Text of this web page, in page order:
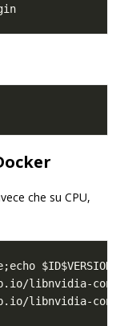
che su CPU,
libnvidia-